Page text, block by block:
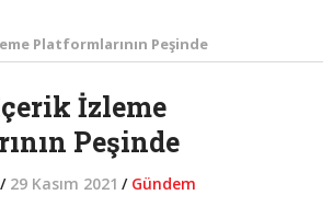
Platformlarının Peşinde
İzleme
Peşinde
/ 29 Kasım 2021 / Gündem